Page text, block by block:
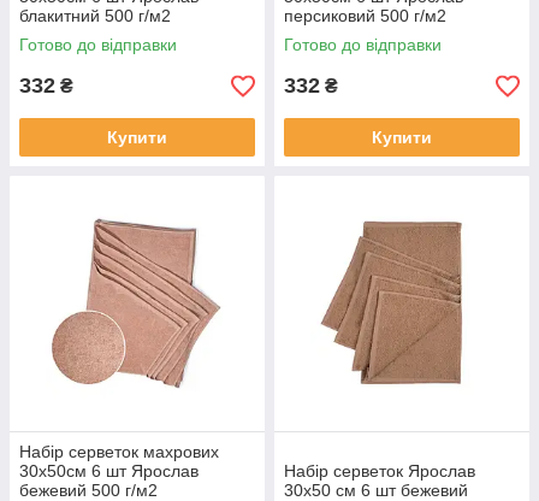
блакитний 500 г/м2
Готово до відправки
332 ₴
Купити
персиковий 500 г/м2
Готово до відправки
332 ₴
Купити
Набір серветок махрових
30х50см 6 шт Ярослав
бежевий 500 г/м2
Набір серветок Ярослав
30х50 см 6 шт бежевий